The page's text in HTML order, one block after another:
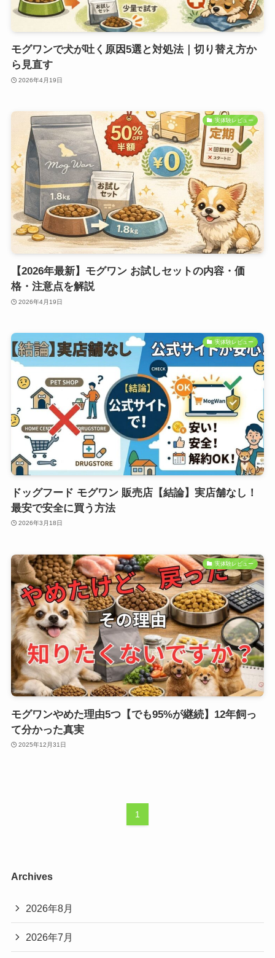
モグワンで犬が吐く原因5選と対処法｜切り替え方か
ら見直す
2026年4月19日
実体験レビュー
【2026年最新】モグワン お試しセットの内容・価
格・注意点を解説
2026年4月19日
実体験レビュー
ドッグフード モグワン 販売店【結論】実店舗なし！
最安で安全に買う方法
2026年3月18日
実体験レビュー
モグワンやめた理由5つ【でも95%が継続】12年飼っ
て分かった真実
2025年12月31日
1
Archives
2026年8月
2026年7月